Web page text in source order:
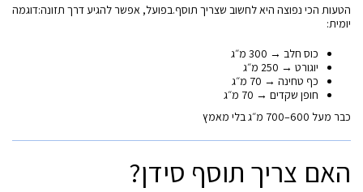
הטעות הכי נפוצה היא לחשוב שצריך תוסף.בפועל, אפשר להגיע דרך תזונה:דוגמה
יומית:
כוס חלב → 300 מ״ג
יוגורט → 250 מ״ג
כף טחינה → 70 מ״ג
חופן שקדים → 70 מ״ג
כבר מעל 600–700 מ״ג בלי מאמץ
האם צריך תוסף סידן?